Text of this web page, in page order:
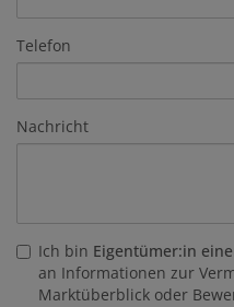
Telefon
Nachricht
Ich bin Eigentümer:in
an Informationen zur
Marktüberblick oder